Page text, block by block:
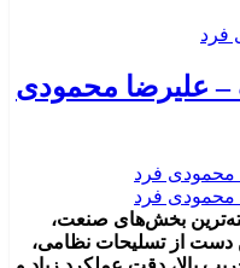
فرد
– علیرضا محمودی
بخش‌های صنعت،
دست از تسلیحات نظامی،